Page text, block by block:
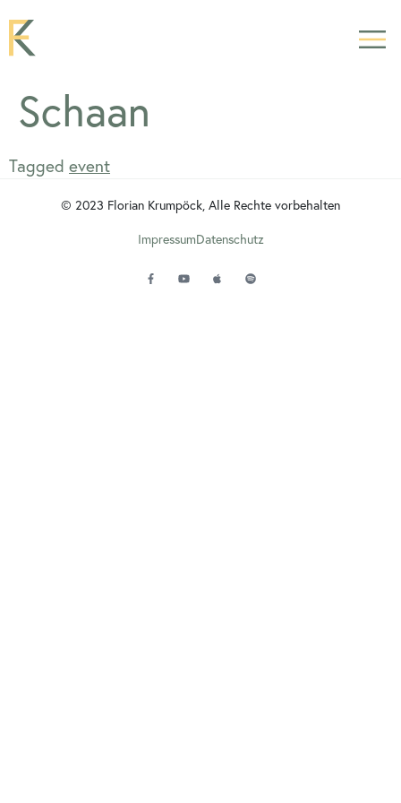
Schaan
Tagged event
© 2023 Florian Krumpöck, Alle Rechte vorbehalten
ImpressumDatenschutz